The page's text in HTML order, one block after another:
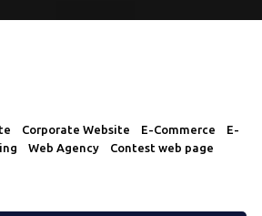
Corporate Website E-Commerce
E-
Web Agency Contest web page